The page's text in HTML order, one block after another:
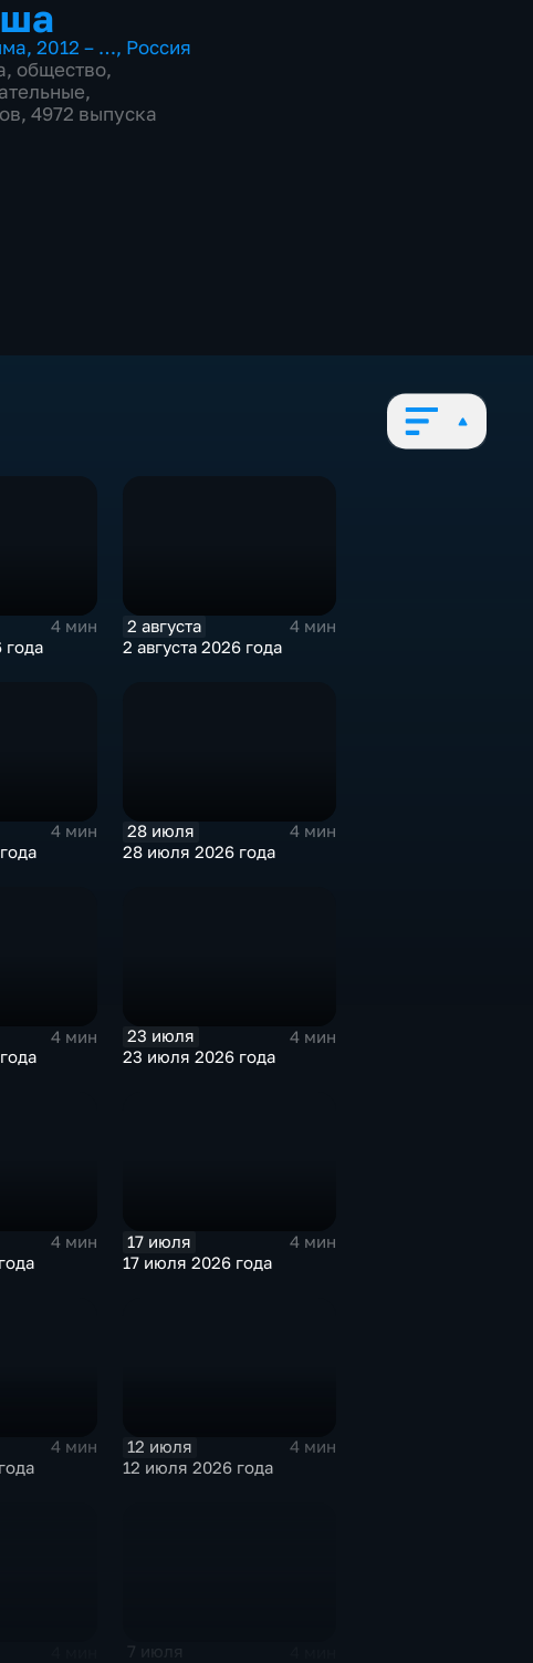
, 2012 – …, Россия
, общество,
,
4972 выпуска
4 мин
года
2 августа
4 мин
2 августа 2026 года
4 мин
28 июля
4 мин
28 июля 2026 года
4 мин
23 июля
4 мин
23 июля 2026 года
4 мин
17 июля
4 мин
17 июля 2026 года
4 мин
12 июля
4 мин
12 июля 2026 года
7 июля